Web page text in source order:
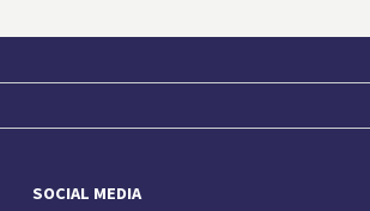
SOCIAL MEDIA